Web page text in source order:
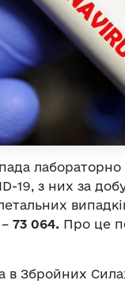
19, з них за
73 064. Про це
в Збройних